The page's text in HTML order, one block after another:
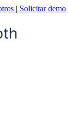
| Solicitar demo